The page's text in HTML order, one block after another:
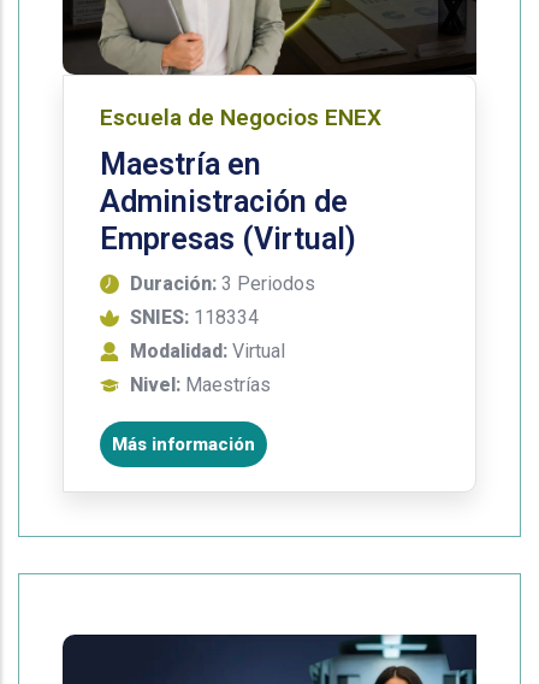
Escuela de Negocios ENEX
Maestría en
Administración de
Empresas (Virtual)
Duración: 3 Periodos
SNIES: 118334
Modalidad: Virtual
Nivel: Maestrías
Más información